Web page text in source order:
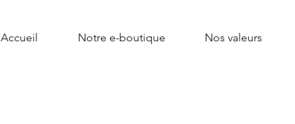
Accueil Notre e-boutique Nos valeurs